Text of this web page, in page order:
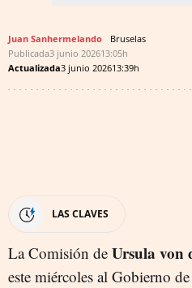
Juan Sanhermelando
Bruselas
Publicada3 junio 202613:05h
Actualizada3 junio 202613:39h
LAS CLAVES
La Comisión de Ursula von
este miércoles al Gobierno de